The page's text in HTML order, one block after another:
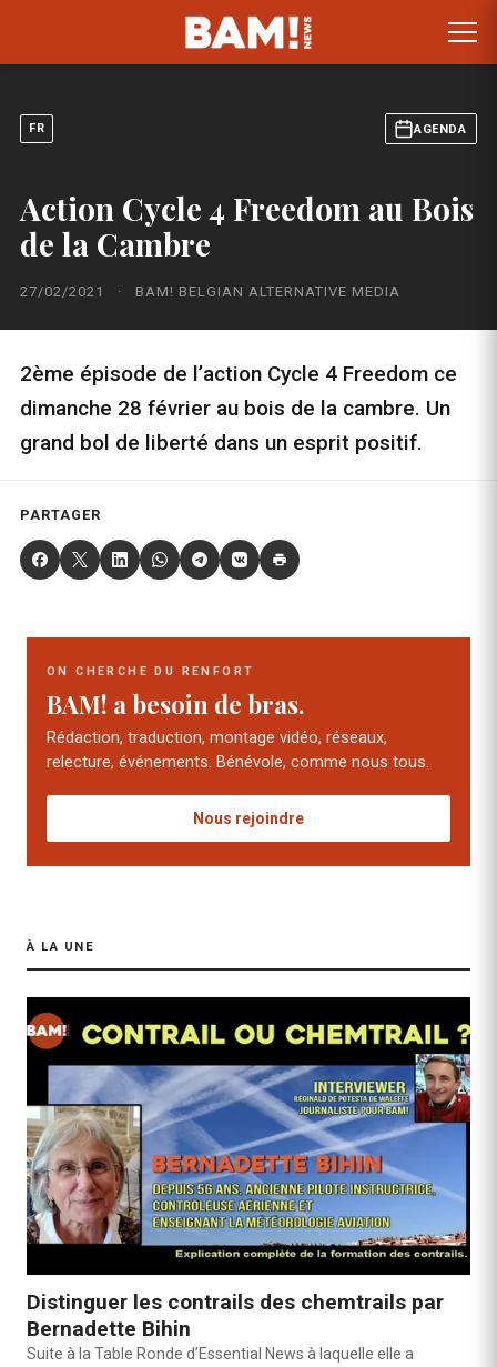
FR AGENDA
Action Cycle 4 Freedom au Bois
de la Cambre
27/02/2021 · BAM! BELGIAN ALTERNATIVE MEDIA
2ème épisode de l’action Cycle 4 Freedom ce
dimanche 28 février au bois de la cambre. Un
grand bol de liberté dans un esprit positif.
PARTAGER
ON CHERCHE DU RENFORT
BAM! a besoin de bras.
Rédaction, traduction, montage vidéo, réseaux,
relecture, événements. Bénévole, comme nous tous.
Nous rejoindre
À LA UNE
Distinguer les contrails des chemtrails par
Bernadette Bihin
Suite à la Table Ronde d’Essential News à laquelle elle a